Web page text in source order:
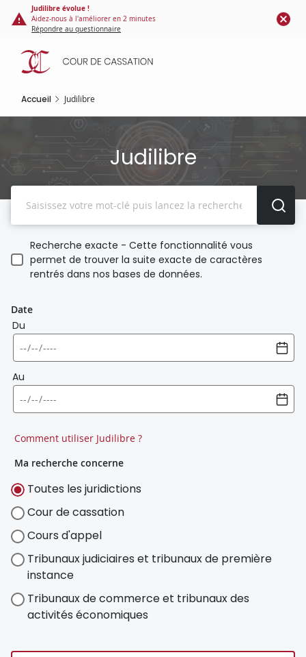
Panneau de gestion des cookies
contenu
principal
Judilibre évolue !
Aidez-nous à l'améliorer en 2 minutes
Répondre au questionnaire
Accueil Judilibre
Judilibre
Recherche exacte - Cette fonctionnalité vous
permet de trouver la suite exacte de caractères
rentrés dans nos bases de données.
Date
Du
Au
Comment utiliser Judilibre ?
Ma recherche concerne
Toutes les juridictions
Cour de cassation
Cours d'appel
Tribunaux judiciaires et tribunaux de première
instance
Tribunaux de commerce et tribunaux des
activités économiques